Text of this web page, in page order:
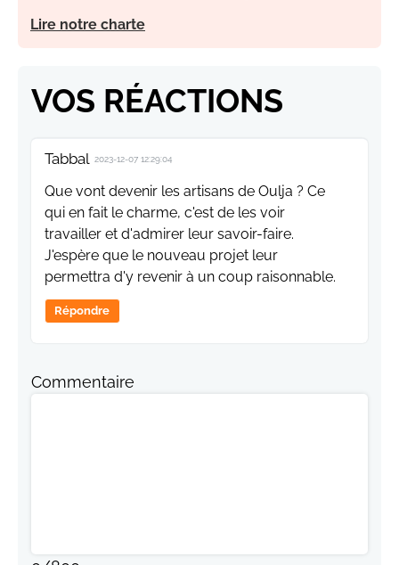
Lire notre charte
VOS RÉACTIONS
Tabbal 2023-12-07 12:29:04
Que vont devenir les artisans de Oulja ? Ce
qui en fait le charme, c'est de les voir
travailler et d'admirer leur savoir-faire.
J'espère que le nouveau projet leur
permettra d'y revenir à un coup raisonnable.
Répondre
Commentaire